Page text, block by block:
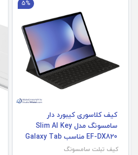
5%
کیف کلاسوری کیبورد دار
سامسونگ مدل Slim AI Key
EF-DX820 مناسب Galaxy Tab
S10 Plus | S9 Plus | S9 FE
کیف تبلت سامسونگ